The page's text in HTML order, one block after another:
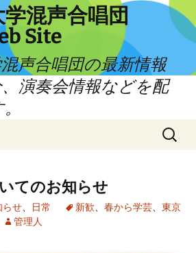
混声合唱団
Site
声合唱団の最新情報
演奏会情報などを配
検
索:
てのお知らせ
らせ、 日常 新歓、 春から学芸、 東京
管理人